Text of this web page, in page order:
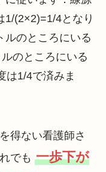
1/(2×2)=1/4となり
ルのところにいる
のところにいる
は1/4で済みま
得ない看護師さ
でも 一歩下が